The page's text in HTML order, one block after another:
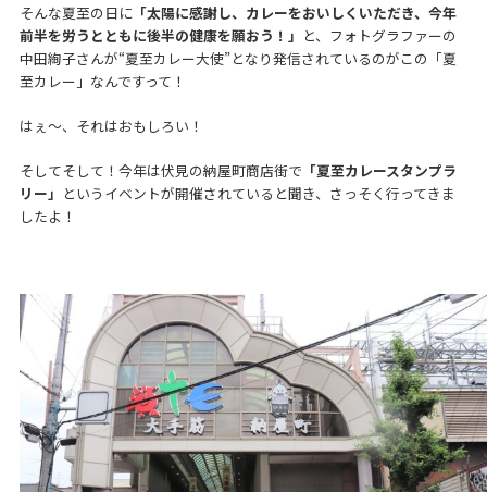
そんな夏至の日に 「太陽に感謝し、カレーをおいしくいただき、今年
前半を労うとともに後半の健康を願おう！」 と、フォトグラファーの
中田絢子さんが“夏至カレー大使”となり発信されているのがこの「夏
至カレー」なんですって！
はぇ～、それはおもしろい！
そしてそして！今年は伏見の納屋町商店街で 「夏至カレースタンプラ
リー」 というイベントが開催されていると聞き、さっそく行ってきま
したよ！